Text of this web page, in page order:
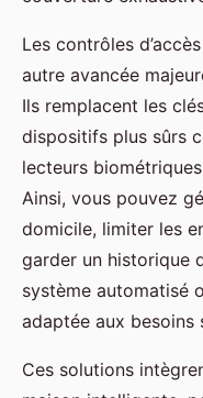
Les contrôles
autre avancée
Ils remplacent les
dispositifs plus sûrs
lecteurs
Ainsi, vous pouvez
domicile, limiter les
garder un historique
système automatisé
adaptée aux besoins
Ces solutions